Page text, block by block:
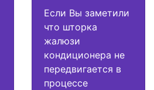
Если Вы заметили
что шторка
жалюзи
кондиционера не
передвигается в
процессе